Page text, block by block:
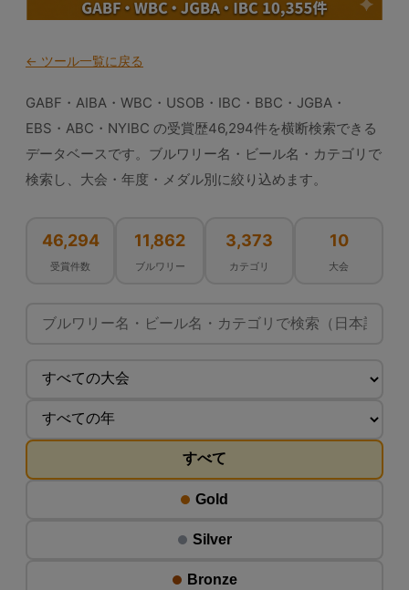
← ツール一覧に戻る
GABF・AIBA・WBC・USOB・IBC・BBC・JGBA・
EBS・ABC・NYIBC の受賞歴46,294件を横断検索できる
データベースです。ブルワリー名・ビール名・カテゴリで
検索し、大会・年度・メダル別に絞り込めます。
46,294
受賞件数
11,862
ブルワリー
3,373
カテゴリ
10
大会
すべて
Gold
Silver
Bronze